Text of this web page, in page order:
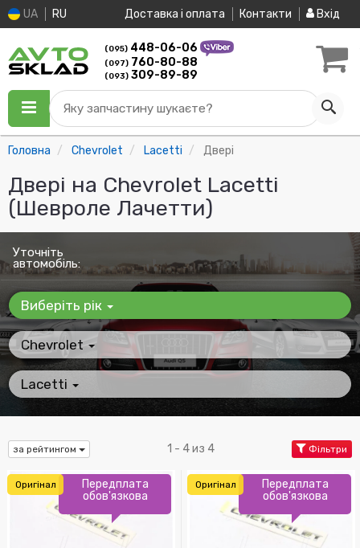
UA RU Доставка і оплата Контакти Вхід
(095) 448-06-06
(097) 760-80-88
(093) 309-89-89
Яку запчастину шукаєте?
Головна Chevrolet Lacetti Двері
Двері на Chevrolet Lacetti
(Шевроле Лачетти)
Уточніть
автомобіль:
Виберіть рік
Chevrolet
Lacetti
за рейтингом 1 - 4 из 4 Фільтри
Передплата
обов'язкова
Оригінал
Передплата
обов'язкова
Оригінал